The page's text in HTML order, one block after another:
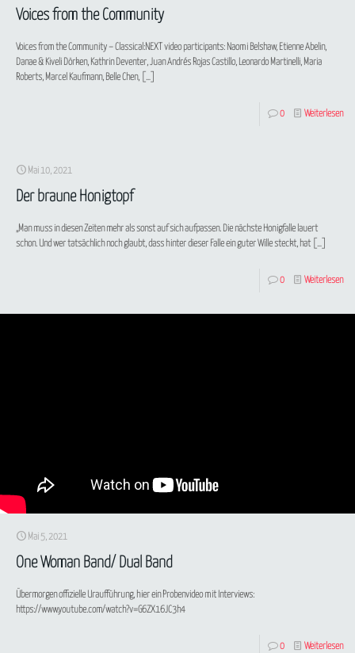
Voices from the Community
Voices from the Community – Classical:NEXT video participants: Naomi Belshaw, Etienne Abelin,
Danae & Kiveli Dörken, Kathrin Deventer, Juan Andrés Rojas Castillo, Leonardo Martinelli, Maria
Roberts, Marcel Kaufmann, Belle Chen, […]
0 Weiterlesen
Mai 10, 2021
Der braune Honigtopf
„Man muss in diesen Zeiten mehr als sonst auf sich aufpassen. Die nächste Honigfalle lauert
schon. Und wer tatsächlich noch glaubt, dass hinter dieser Falle ein guter Wille steckt, hat […]
0 Weiterlesen
Mai 5, 2021
One Woman Band/ Dual Band
Übermorgen offizielle Uraufführung, hier ein Probenvideo mit Interviews:
https://www.youtube.com/watch?v=G6ZX16JC3h4
0 Weiterlesen